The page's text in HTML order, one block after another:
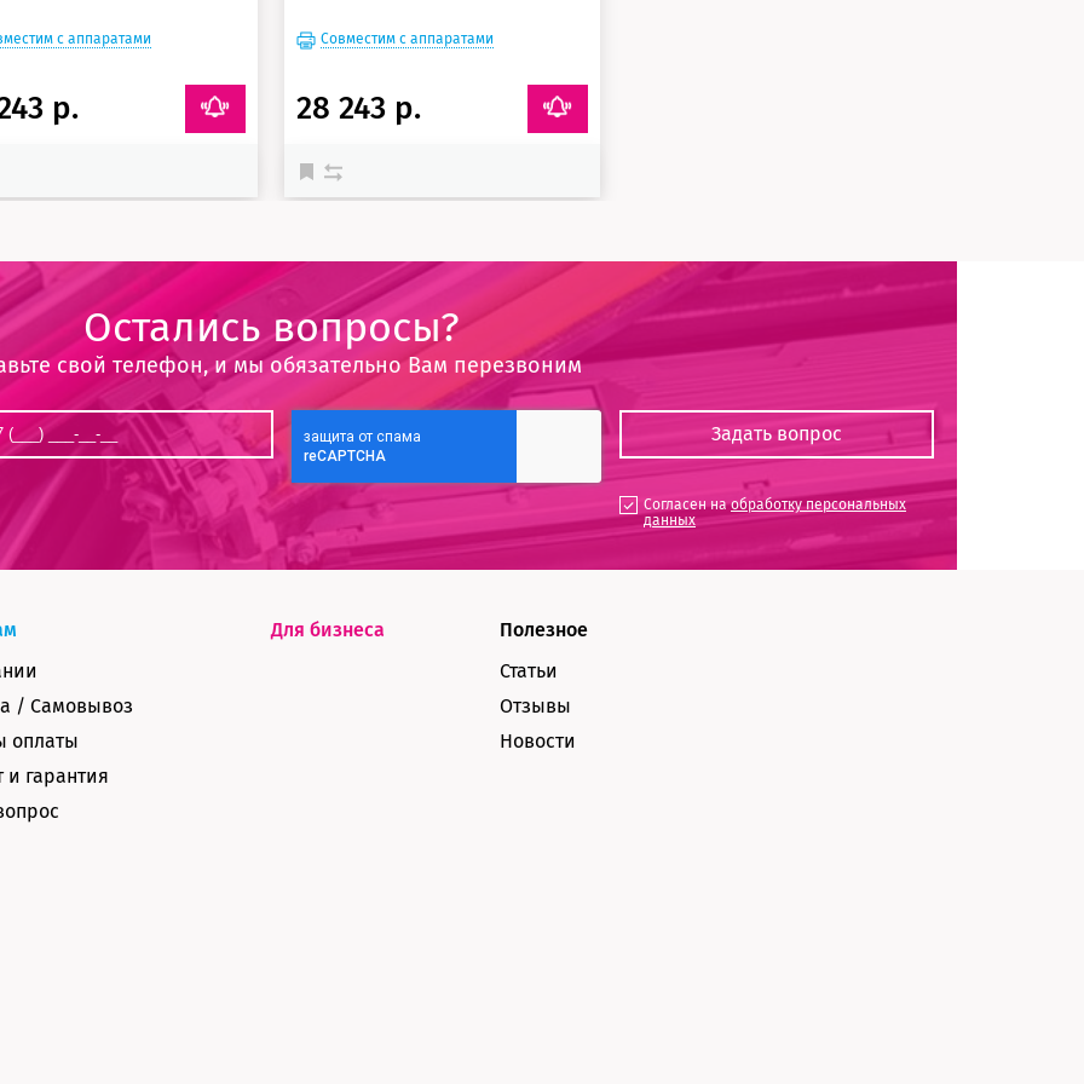
с аппаратами
р.
Совместим с аппаратами
28 243 р.
Остались вопросы?
свой телефон, и мы обязательно Вам перезвоним
Согласен наобработку персональных
данных
/ Самовывоз
оплаты
и гарантия
Для бизнеса
Полезное
Статьи
Отзывы
Новости